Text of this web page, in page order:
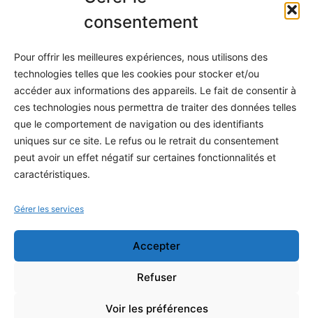
consentement
Pour offrir les meilleures expériences, nous utilisons des
technologies telles que les cookies pour stocker et/ou
accéder aux informations des appareils. Le fait de consentir à
ces technologies nous permettra de traiter des données telles
que le comportement de navigation ou des identifiants
uniques sur ce site. Le refus ou le retrait du consentement
peut avoir un effet négatif sur certaines fonctionnalités et
caractéristiques.
Gérer les services
Accepter
Refuser
Voir les préférences
S'abonner
À propos
Contact / Support
Mes publications
INFORMATIONS LÉGALES
Conditions générales de vente